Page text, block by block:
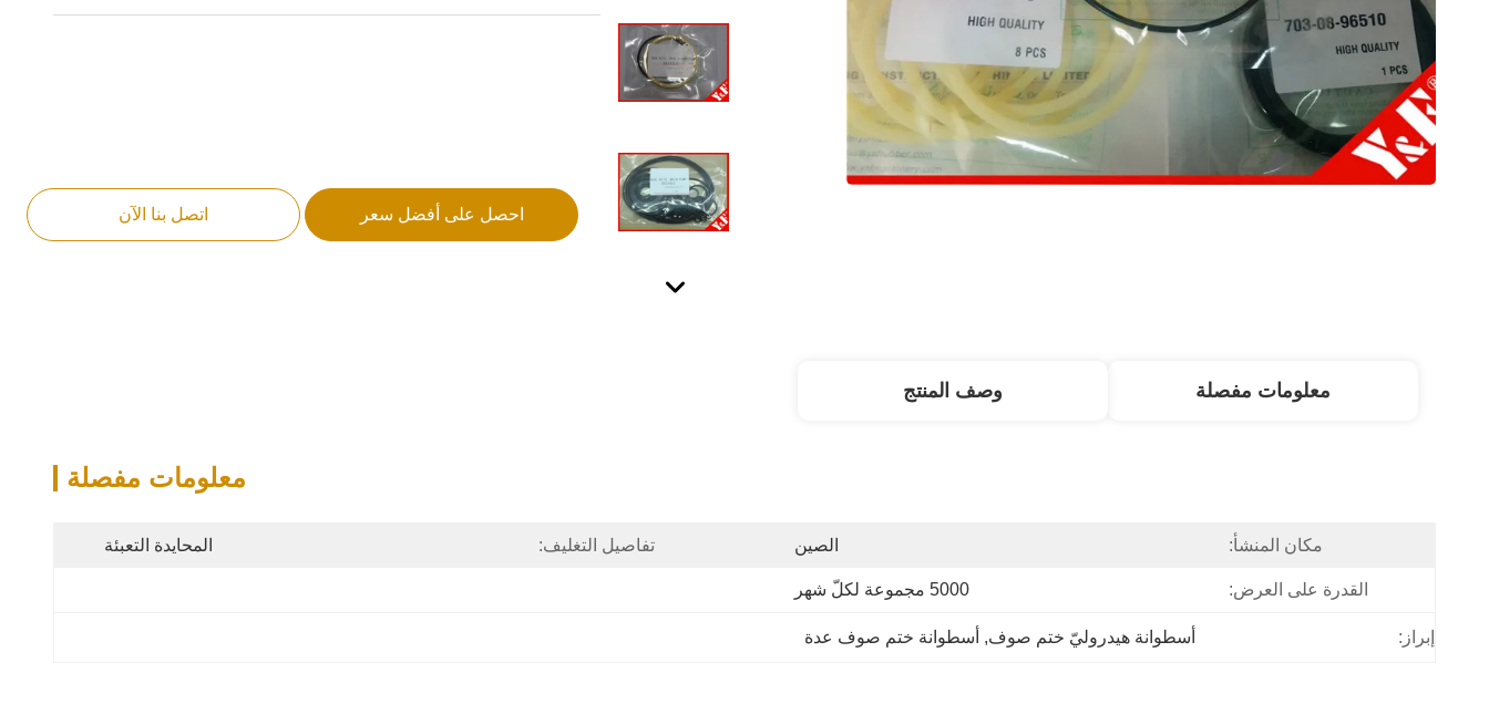
احصل على أفضل سعر اتصل بنا الآن
معلومات مفصلة وصف المنتج
معلومات مفصلة
مكان المنشأ: الصين تفاصيل التغليف: المحايدة التعبئة
القدرة على العرض: 5000 مجموعة لكلّ شهر
إبراز: أسطوانة هيدروليّ ختم صوف, أسطوانة ختم صوف عدة